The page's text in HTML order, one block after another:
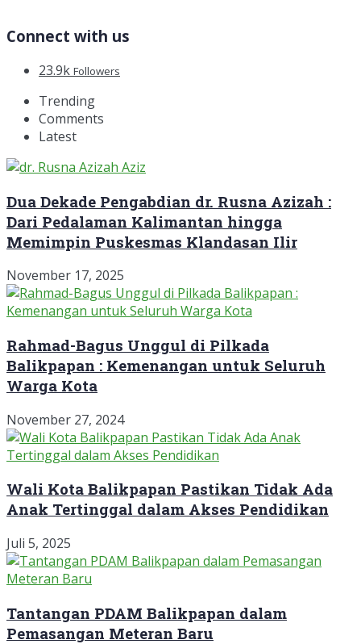
Connect with us
23.9k Followers
Trending
Comments
Latest
Dua Dekade Pengabdian dr. Rusna Azizah :
Dari Pedalaman Kalimantan hingga
Memimpin Puskesmas Klandasan Ilir
November 17, 2025
Rahmad-Bagus Unggul di Pilkada
Balikpapan : Kemenangan untuk Seluruh
Warga Kota
November 27, 2024
Wali Kota Balikpapan Pastikan Tidak Ada
Anak Tertinggal dalam Akses Pendidikan
Juli 5, 2025
Tantangan PDAM Balikpapan dalam
Pemasangan Meteran Baru